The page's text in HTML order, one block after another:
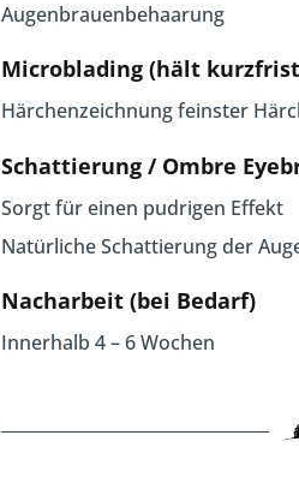
Augenbrauenbehaarung
Microblading (hält
Härchenzeichnung feinster
Schattierung / Ombre
Sorgt für einen pudrigen Effekt
Natürliche Schattierung der
Nacharbeit (bei Bedarf)
Innerhalb 4 – 6 Wochen